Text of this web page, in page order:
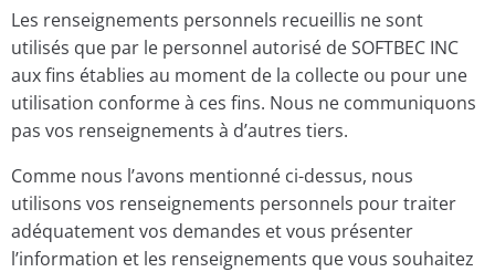
Les renseignements personnels recueillis ne sont
utilisés que par le personnel autorisé de SOFTBEC INC
aux fins établies au moment de la collecte ou pour une
utilisation conforme à ces fins. Nous ne communiquons
pas vos renseignements à d’autres tiers.
Comme nous l’avons mentionné ci-dessus, nous
utilisons vos renseignements personnels pour traiter
adéquatement vos demandes et vous présenter
l’information et les renseignements que vous souhaitez